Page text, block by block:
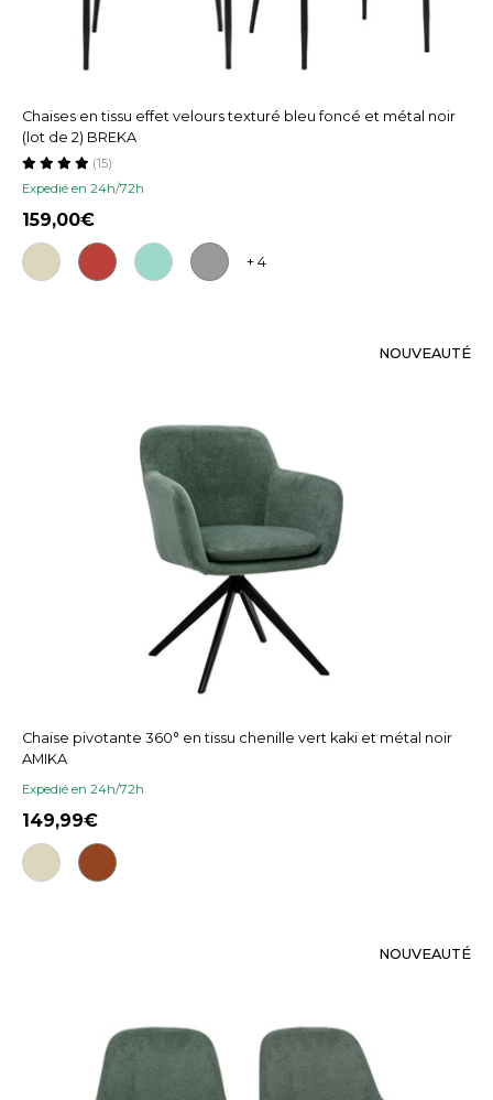
Chaises en tissu effet velours texturé bleu foncé et métal noir
(lot de 2) BREKA
Expedié en 24h/72h
(15)
159,00
+ 4
NOUVEAUTÉ
Chaise pivotante 360° en tissu chenille vert kaki et métal noir
AMIKA
Expedié en 24h/72h
149,99
NOUVEAUTÉ